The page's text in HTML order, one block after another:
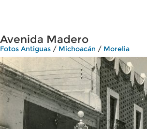
Avenida Madero
Fotos Antiguas / Michoacán / Morelia